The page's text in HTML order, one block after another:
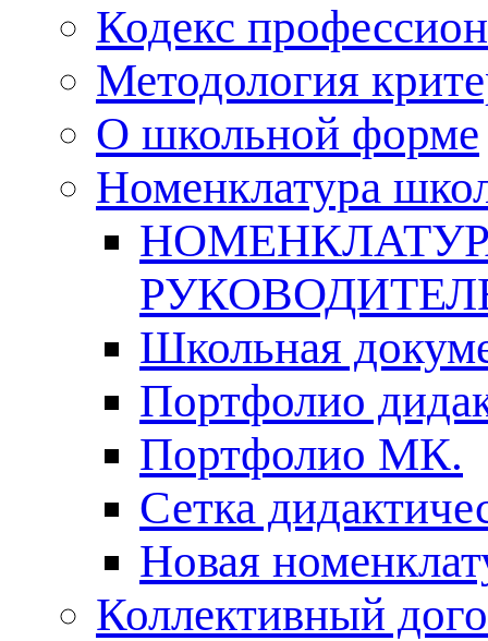
Кодекс
Методология
О школьной форме
Номенклатура
Школьная
Портфолио
Портфолио МК.
Сетка
Новая
Коллективный